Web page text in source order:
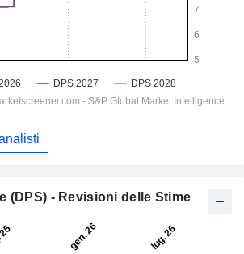
(DPS) - Revisioni delle Stime